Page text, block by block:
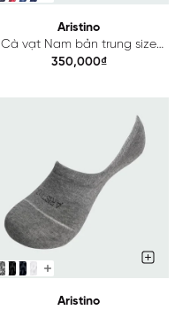
Aristino
Cà vạt Nam bản trung size
6/3.8cm Aristino ATI08402
350,000₫
Aristino